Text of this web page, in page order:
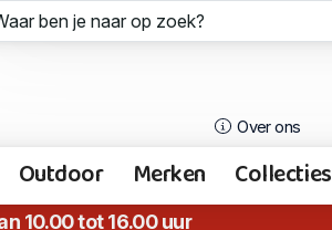
Over ons
Outdoor Merken Collecties
10.00 tot 16.00 uur